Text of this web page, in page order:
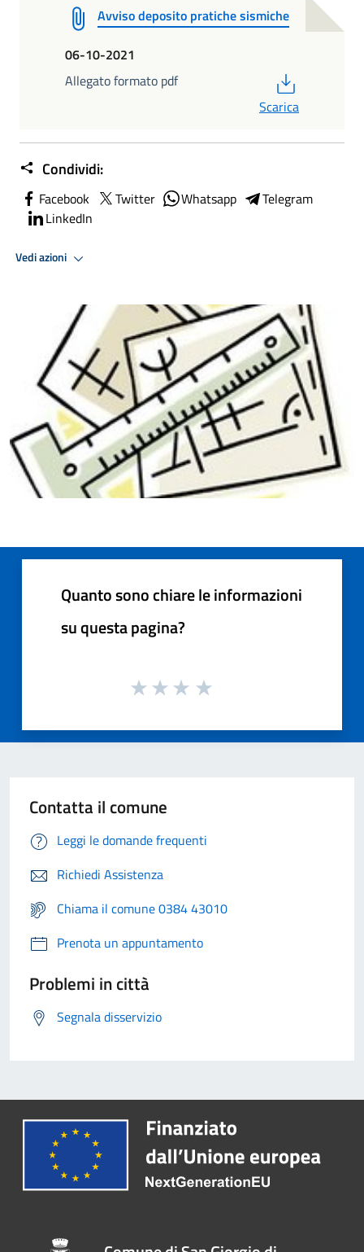
Avviso deposito pratiche sismiche
06-10-2021
Allegato formato pdf
Scarica
Condividi:
Facebook Twitter Whatsapp
Telegram
LinkedIn
Vedi azioni
Quanto sono chiare le informazioni
su questa pagina?
Contatta il comune
Leggi le domande frequenti
Richiedi Assistenza
Chiama il comune 0384 43010
Prenota un appuntamento
Problemi in città
Segnala disservizio